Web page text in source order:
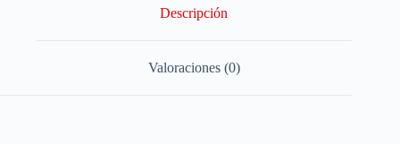
Descripción
Valoraciones (0)